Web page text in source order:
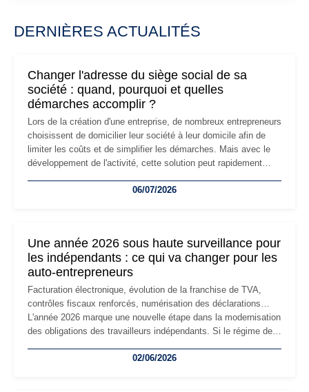
DERNIÈRES ACTUALITÉS
Changer l'adresse du siège social de sa
société : quand, pourquoi et quelles
démarches accomplir ?
Lors de la création d'une entreprise, de nombreux entrepreneurs
choisissent de domicilier leur société à leur domicile afin de
limiter les coûts et de simplifier les démarches. Mais avec le
développement de l'activité, cette solution peut rapidement
professionnels, recrutement, image de marque… Le
06/07/2026
Une année 2026 sous haute surveillance pour
les indépendants : ce qui va changer pour les
auto-entrepreneurs
Facturation électronique, évolution de la franchise de TVA,
contrôles fiscaux renforcés, numérisation des déclarations…
L'année 2026 marque une nouvelle étape dans la modernisation
des obligations des travailleurs indépendants. Si le régime de
les auto-entrepreneurs devront s'adapter à un environnement
02/06/2026